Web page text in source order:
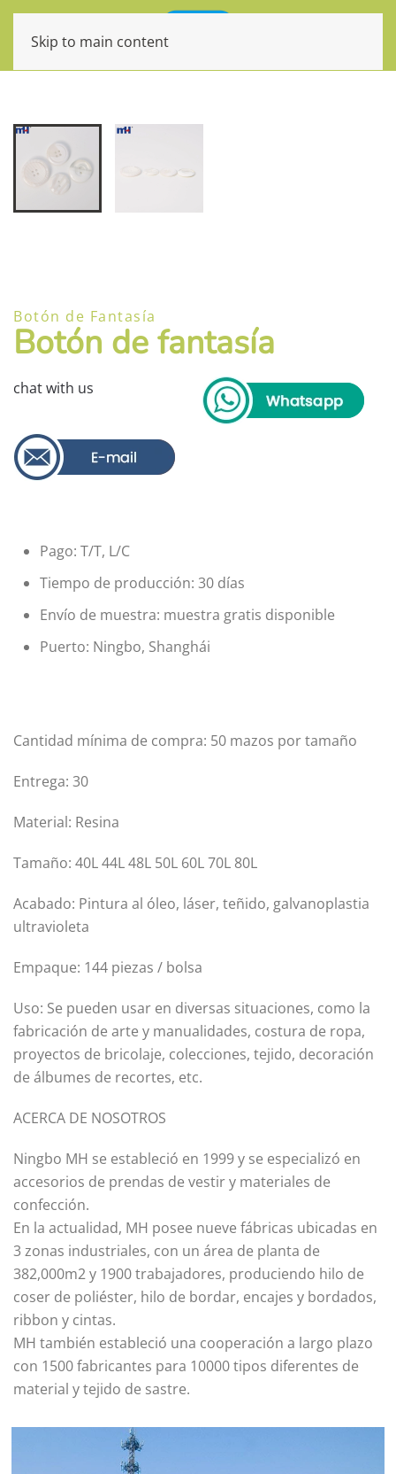
Skip to main content
Botón de Fantasía
Botón de fantasía
chat with us
Pago: T/T, L/C
Tiempo de producción: 30 días
Envío de muestra: muestra gratis disponible
Puerto: Ningbo, Shanghái
Cantidad mínima de compra: 50 mazos por tamaño
Entrega: 30
Material: Resina
Tamaño: 40L 44L 48L 50L 60L 70L 80L
Acabado: Pintura al óleo, láser, teñido, galvanoplastia
ultravioleta
Empaque: 144 piezas / bolsa
Uso: Se pueden usar en diversas situaciones, como la
fabricación de arte y manualidades, costura de ropa,
proyectos de bricolaje, colecciones, tejido, decoración
de álbumes de recortes, etc.
ACERCA DE NOSOTROS
Ningbo MH se estableció en 1999 y se especializó en
accesorios de prendas de vestir y materiales de
confección.
En la actualidad, MH posee nueve fábricas ubicadas en
3 zonas industriales, con un área de planta de
382,000m2 y 1900 trabajadores, produciendo hilo de
coser de poliéster, hilo de bordar, encajes y bordados,
ribbon y cintas.
MH también estableció una cooperación a largo plazo
con 1500 fabricantes para 10000 tipos diferentes de
material y tejido de sastre.